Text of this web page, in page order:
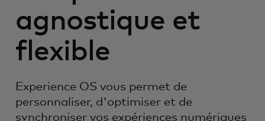
agnostique et
flexible
Experience OS vous permet de
personnaliser, d'optimiser et de
synchroniser vos expériences numériques